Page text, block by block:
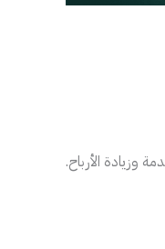
وزيادة الأرباح.